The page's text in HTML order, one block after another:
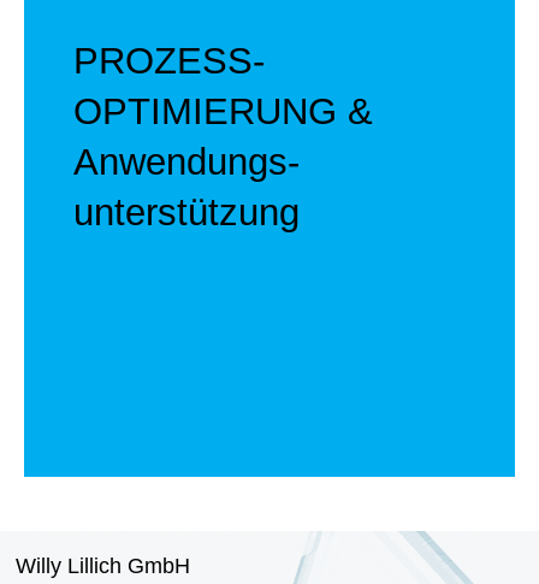
PROZESS­
OPTIMIERUNG &
Anwendungs­
unterstützung
Willy Lillich GmbH